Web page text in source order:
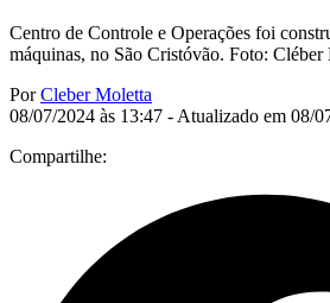
Centro de Controle e Operações foi
máquinas, no São Cristóvão. Foto: Cléber
PorCleber Moletta
08/07/2024 às 13:47 - Atualizado em 08/
Compartilhe: